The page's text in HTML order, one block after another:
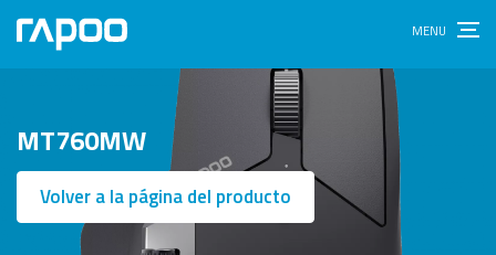
MT760MW
Volver a la página del producto